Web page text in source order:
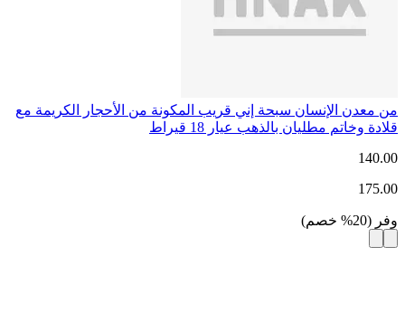
من معدن الإنسان سبحة إني قريب المكونة من الأحجار الكريمة مع
قلادة وخاتم مطليان بالذهب عيار 18 قيراط
140.00
175.00
وفر (
20
% خصم)